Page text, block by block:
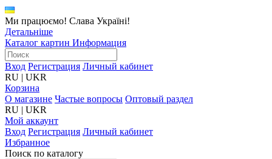
Ми працюємо! Слава Україні!
Детальніше
Каталог картин Информация
Вход Регистрация Личный кабинет
RU | UKR
Корзина
О магазине Частые вопросы Оптовый раздел
RU | UKR
Мой аккаунт
Вход Регистрация Личный кабинет
Избранное
Поиск по каталогу